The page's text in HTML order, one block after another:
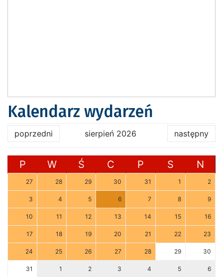
Kalendarz wydarzeń
poprzedni sierpień 2026 następny
P W Ś C P S N
27 28 29 30 31 1 2
3 4 5 6 7 8 9
10 11 12 13 14 15 16
17 18 19 20 21 22 23
24 25 26 27 28 29 30
31 1 2 3 4 5 6